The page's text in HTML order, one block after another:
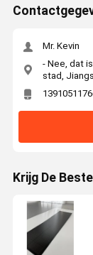
Mr. Kevin
- Nee, dat
stad,
Krijg De